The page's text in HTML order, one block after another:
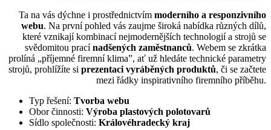
Ta na vás dýchne i prostřednictvím moderního a responzivního
webu. Na první pohled vás zaujme široká nabídka různých dílů,
které vznikají kombinací nejmodernějších technologií a strojů se
svědomitou pracínadšených zaměstnanců. Webem se zkrátka
prolíná „příjemné firemní klima”, ať už hledáte technické parametry
strojů, prohlížíte si prezentaci vyráběných produktů, či se začtete
mezi řádky inspirativního firemního příběhu.
Typ řešení: Tvorba webu
Obor činnosti: Výroba plastových polotovarů
Sídlo společnosti: Královéhradecký kraj